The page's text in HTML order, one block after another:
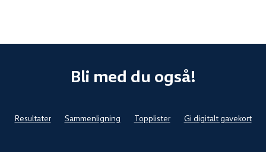
Bli med du også!
Resultater Sammenligning Topplister Gi digitalt gavekort